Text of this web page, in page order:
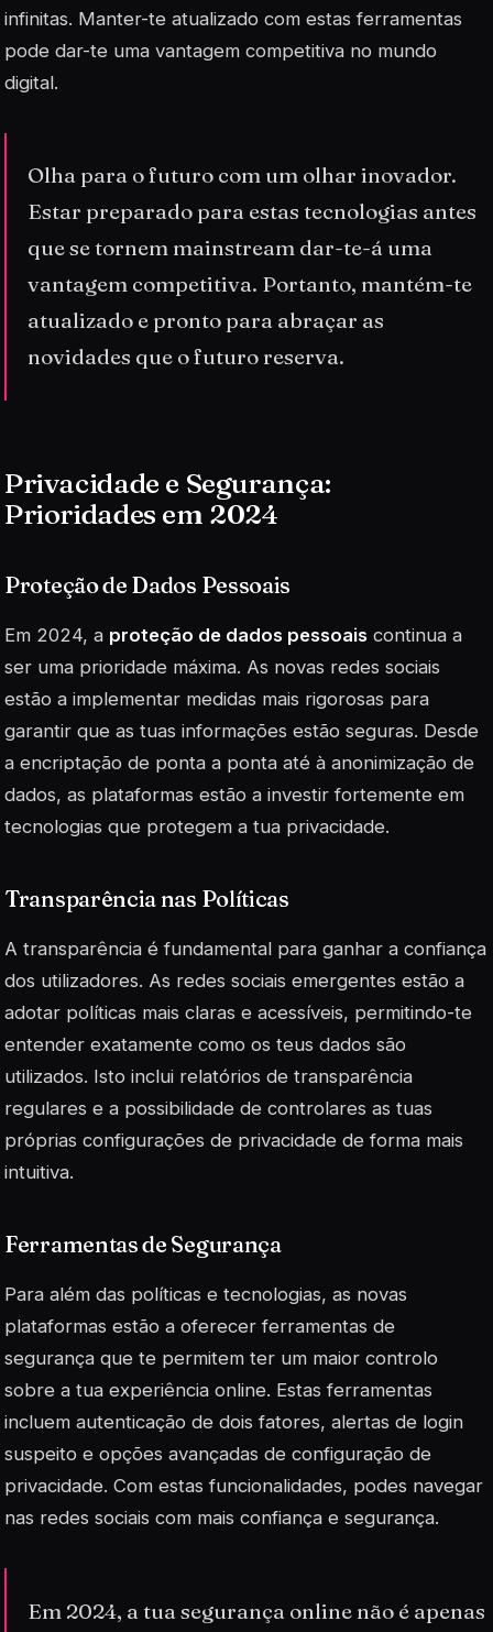
infinitas. Manter-te atualizado com estas ferramentas
pode dar-te uma vantagem competitiva no mundo
digital.
Olha para o futuro com um olhar inovador.
Estar preparado para estas tecnologias antes
que se tornem mainstream dar-te-á uma
vantagem competitiva. Portanto, mantém-te
atualizado e pronto para abraçar as
novidades que o futuro reserva.
Privacidade e Segurança:
Prioridades em 2024
Proteção de Dados Pessoais
Em 2024, a proteção de dados pessoais continua a
ser uma prioridade máxima. As novas redes sociais
estão a implementar medidas mais rigorosas para
garantir que as tuas informações estão seguras. Desde
a encriptação de ponta a ponta até à anonimização de
dados, as plataformas estão a investir fortemente em
tecnologias que protegem a tua privacidade.
Transparência nas Políticas
A transparência é fundamental para ganhar a confiança
dos utilizadores. As redes sociais emergentes estão a
adotar políticas mais claras e acessíveis, permitindo-te
entender exatamente como os teus dados são
utilizados. Isto inclui relatórios de transparência
regulares e a possibilidade de controlares as tuas
próprias configurações de privacidade de forma mais
intuitiva.
Ferramentas de Segurança
Para além das políticas e tecnologias, as novas
plataformas estão a oferecer ferramentas de
segurança que te permitem ter um maior controlo
sobre a tua experiência online. Estas ferramentas
incluem autenticação de dois fatores, alertas de login
suspeito e opções avançadas de configuração de
privacidade. Com estas funcionalidades, podes navegar
nas redes sociais com mais confiança e segurança.
Em 2024, a tua segurança online não é apenas